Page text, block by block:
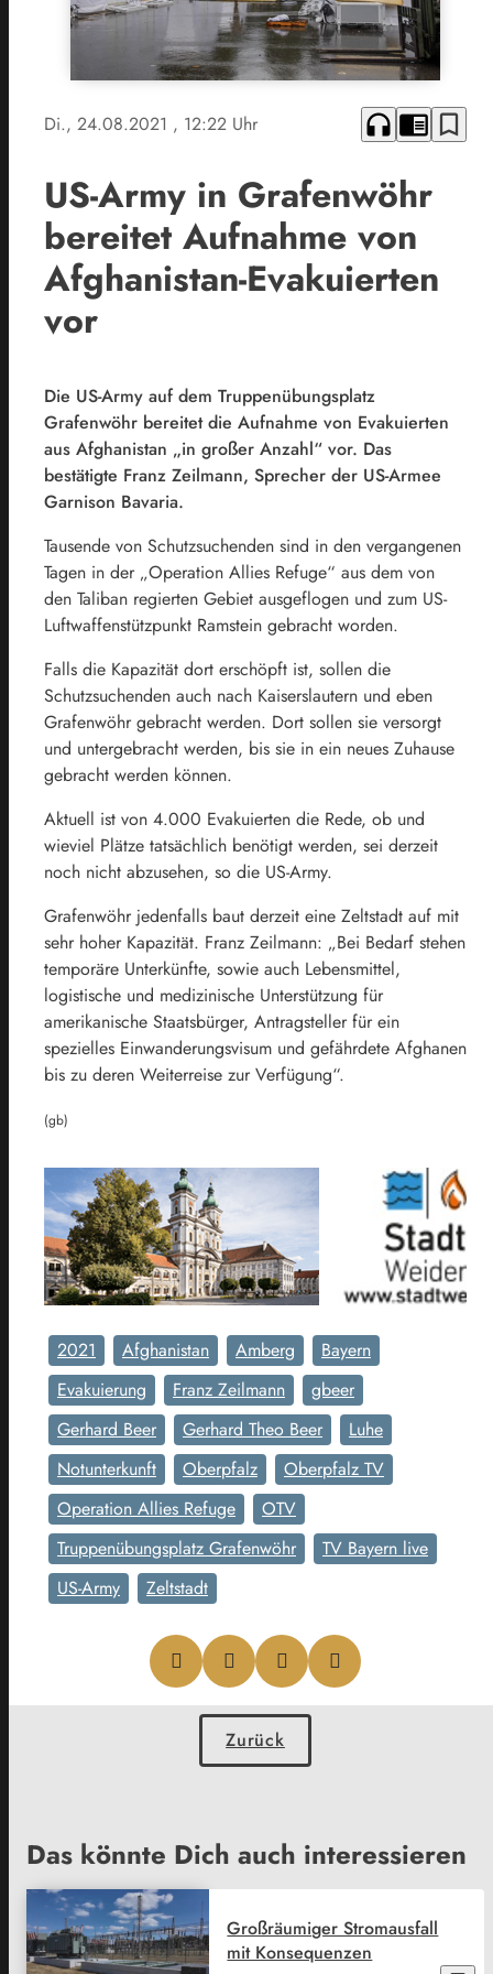
Di., 24.08.2021 , 12:22 Uhr headphones chrome_reader_mode bookmark_border
US-Army in Grafenwöhr
bereitet Aufnahme von
Afghanistan-Evakuierten
vor
Die US-Army auf dem Truppenübungsplatz
Grafenwöhr bereitet die Aufnahme von Evakuierten
aus Afghanistan „in großer Anzahl“ vor. Das
bestätigte Franz Zeilmann, Sprecher der US-Armee
Garnison Bavaria.
Tausende von Schutzsuchenden sind in den vergangenen
Tagen in der „Operation Allies Refuge“ aus dem von
den Taliban regierten Gebiet ausgeflogen und zum US-
Luftwaffenstützpunkt Ramstein gebracht worden.
Falls die Kapazität dort erschöpft ist, sollen die
Schutzsuchenden auch nach Kaiserslautern und eben
Grafenwöhr gebracht werden. Dort sollen sie versorgt
und untergebracht werden, bis sie in ein neues Zuhause
gebracht werden können.
Aktuell ist von 4.000 Evakuierten die Rede, ob und
wieviel Plätze tatsächlich benötigt werden, sei derzeit
noch nicht abzusehen, so die US-Army.
Grafenwöhr jedenfalls baut derzeit eine Zeltstadt auf mit
sehr hoher Kapazität. Franz Zeilmann: „Bei Bedarf stehen
temporäre Unterkünfte, sowie auch Lebensmittel,
logistische und medizinische Unterstützung für
amerikanische Staatsbürger, Antragsteller für ein
spezielles Einwanderungsvisum und gefährdete Afghanen
bis zu deren Weiterreise zur Verfügung“.
(gb)
2021 Afghanistan Amberg
Bayern
Evakuierung
Franz Zeilmann
gbeer
Gerhard Beer
Gerhard Theo Beer
Luhe
Notunterkunft
Oberpfalz
Oberpfalz TV
Operation Allies Refuge
OTV
Truppenübungsplatz Grafenwöhr
TV Bayern live
US-Army
Zeltstadt
Zurück
Das könnte Dich auch interessieren
Großräumiger Stromausfall
mit Konsequenzen